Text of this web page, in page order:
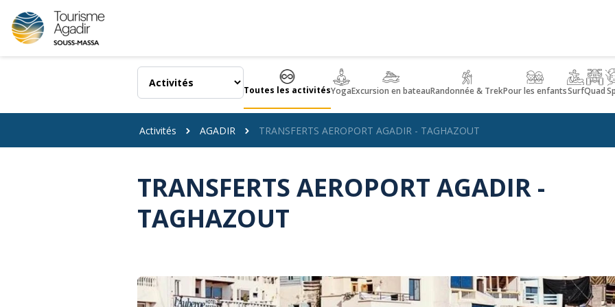
Panneau de gestion des cookies
Toutes les activitésYogaExcursion en bateauRandonnée & TrekPour les enfantsSurfQuad
Activités AGADIR TRANSFERTS AEROPORT AGADIR - TAGHAZOUT
TRANSFERTS AEROPORT AGADIR -
TAGHAZOUT